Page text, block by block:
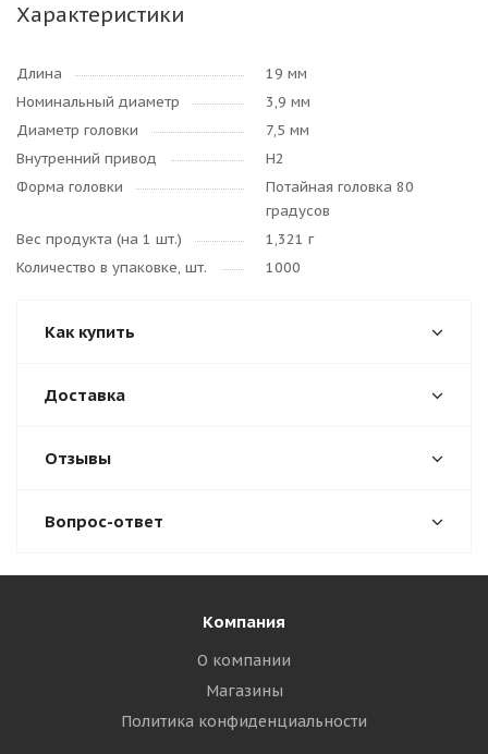
Характеристики
Длина
19 мм
Номинальный диаметр
3,9 мм
Диаметр головки
7,5 мм
Внутренний привод
H2
Форма головки
Потайная головка 80
градусов
Вес продукта (на 1 шт.)
1,321 г
Количество в упаковке, шт.
1000
Как купить
Доставка
Отзывы
Вопрос-ответ
Компания
О компании
Магазины
Политика конфиденциальности